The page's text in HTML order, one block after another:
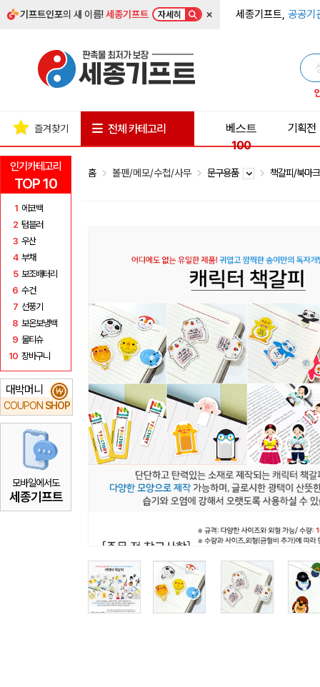
기프트인포의 새 이름!세종기프트 자세히 × 세종기프트, 공공기
인기카테고리
TOP 10
1 에코백
2 텀블러
3 우산
4 부채
5 보조배터리
6 수건
7 선풍기
8 보온보냉백
9 물티슈
10 장바구니
대박머니
COUPON SHOP
₩
모바일에서도
세종기프트
즐겨찾기 전체 카테고리
베스트
100
기획전
홈 볼펜/메모/수첩/사무 문구용품 책갈피/북마